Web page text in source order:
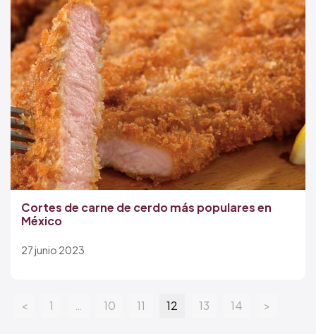
Cortes de carne de cerdo más populares en
México
27 junio 2023
< 1 10 11 12 13 14 >